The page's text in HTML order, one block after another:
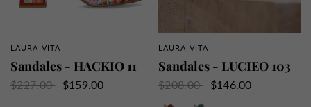
APERÇU RAPIDE
LAURA VITA
Sandales - HACKIO 11
$227.00 $159.00
APERÇU RAPIDE
LAURA VITA
Sandales - LUCIEO 103
$208.00
$146.00